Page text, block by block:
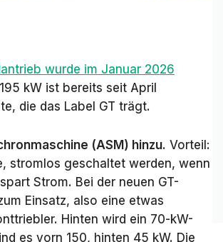
wurde im Januar 2026
kW ist bereits seit April
die das Label GT trägt.
(ASM) hinzu. Vorteil:
stromlos geschaltet werden, wenn
Strom. Bei der neuen GT-
Einsatz, also eine etwas
Hinten wird ein 70-kW-
es vorn 150, hinten 45 kW. Die